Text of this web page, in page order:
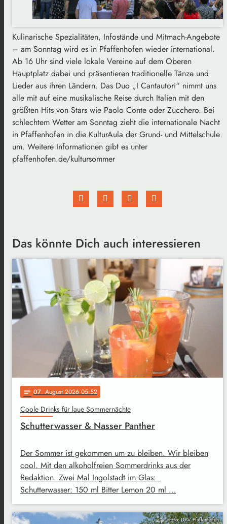
Kulinarische Spezialitäten, Infostände und Mitmach-Angebote
– am Sonntag wird es in Pfaffenhofen wieder international.
Ab 16 Uhr sind viele lokale Vereine auf dem Oberen
Hauptplatz dabei und präsentieren traditionelle Tänze und
Lieder aus ihren Ländern. Das Duo „I Cantautori“ nimmt uns
alle mit auf eine musikalische Reise durch Italien mit den
größten Hits von Stars wie Paolo Conte oder Zucchero. Bei
schlechtem Wetter am Sonntag zieht die internationale Nacht
in Pfaffenhofen in die KulturAula der Grund- und Mittelschule
um. Weitere Informationen gibt es unter
pfaffenhofen.de/kultursommer
Das könnte Dich auch interessieren
notes 07. August 2026 05:52
Coole Drinks für laue Sommernächte
Schutterwasser & Nasser Panther
Der Sommer ist gekommen um zu bleiben. Wir bleiben
cool. Mit den alkoholfreien Sommerdrinks aus der
Redaktion. Zwei Mal Ingolstadt im Glas:
Schutterwasser: 150 ml Bitter Lemon 20 ml …
Foto: DAV Pfaffenhofen